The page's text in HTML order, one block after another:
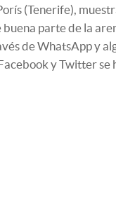
(Tenerife),
parte de la
de WhatsApp y
y Twitter se